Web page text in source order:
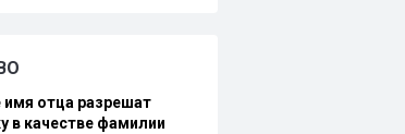
имя отца разрешат
в качестве фамилии